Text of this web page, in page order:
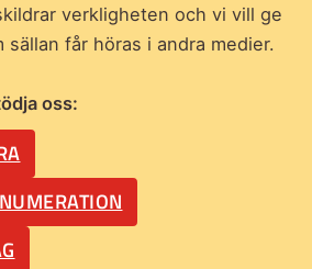
verkligheten och vi vill ge
sällan får höras i andra medier.
oss: